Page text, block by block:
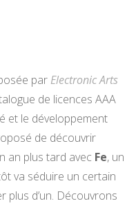
par Electronic Arts
de licences AAA
et le développement
de découvrir
an plus tard avec Fe, un
va séduire un certain
plus d’un. Découvrons